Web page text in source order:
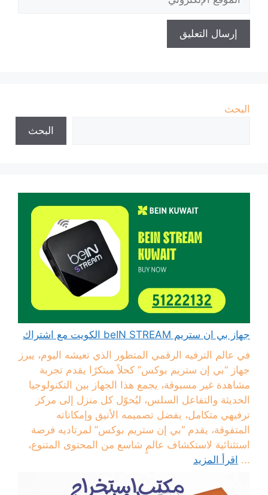
الإلكتروني
البحث
البحث
جهاز بي ان ستريم beIN STREAM الكويت مع اشتراك
في عالم الترفيه الرقمي المتطور الذي تعيشه اليوم، يبرز
جهاز “بي إن ستريم بوكس” كحلاً مبتكرًا يقدم تجربة
مشاهدة غير مسبوقة، يجمع هذا الجهاز بين التكنولوجيا
الحديثة والتفاعل السلس، ليُحوّل كل منزل إلى مركز
ترفيهي متكامل، بفضل تصميمه الأنيق وإمكاناته
المتفوقة، يقدم “بي إن ستريم بوكس” لمرتاديه فرصة
استثنائية لاستكشاف عالمٍ شاسع من المحتوى المتنوع،
... اقرأ المزيد